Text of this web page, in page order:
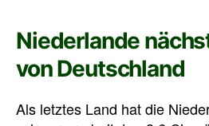
Niederlande
von Deutschland
Als letztes Land hat die